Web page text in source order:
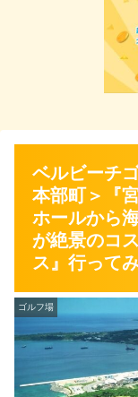
ベルビーチ
本部町＞『
ホールから
が絶景のコ
ス』行って
ゴルフ場